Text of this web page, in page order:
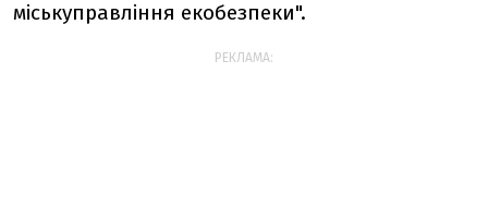
міськуправління екобезпеки".
РЕКЛАМА: